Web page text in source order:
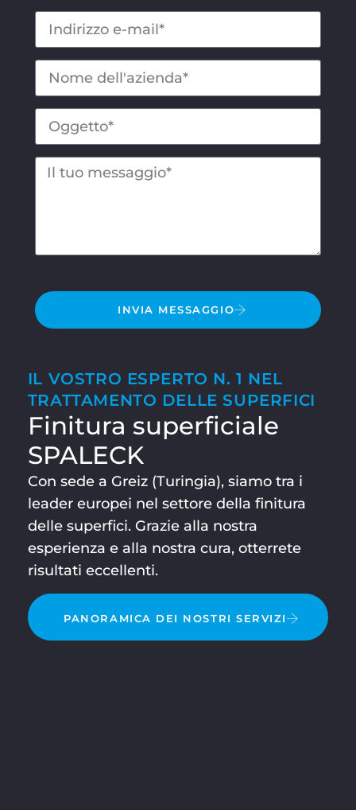
INVIA MESSAGGIO
IL VOSTRO ESPERTO N. 1 NEL
TRATTAMENTO DELLE SUPERFICI
Finitura superficiale
SPALECK
Con sede a Greiz (Turingia), siamo tra i
leader europei nel settore della finitura
delle superfici. Grazie alla nostra
esperienza e alla nostra cura, otterrete
risultati eccellenti.
PANORAMICA DEI NOSTRI SERVIZI